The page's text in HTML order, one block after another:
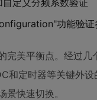
定义分频系数验证
功能验证
完美平衡点。经过
定时器等关键外设
快速切换。